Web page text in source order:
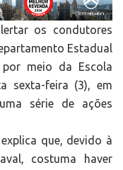
os condutores
Estadual
meio da Escola
sexta-feira (3), em
série de ações
que, devido à
costuma haver